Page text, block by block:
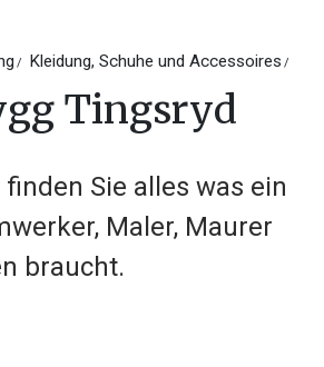
Kleidung, Schuhe und Accessoires
Tingsryd
Sie alles was ein
Maler, Maurer
braucht.